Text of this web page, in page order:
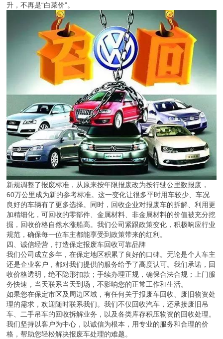
升，不再是“白菜价”。
新规调整了报废标准，从原来按年限报废改为按行驶公里数报废，
60万公里成为新的参考标准。这一变化让很多平时用车较少、车况
良好的车辆有了更多选择。同时，回收企业对报废车的拆解、利用更
加精细化，可回收的零部件、金属材料、非金属材料的价值被充分挖
掘，回收价格自然水涨船高。我们公司紧跟政策变化，积极响应行业
规范，确保每一位车主都能享受到政策带来的红利。
四、诚信经营，打造保定报废车回收可靠品牌
我们公司成立多年，在保定地区积累了良好的口碑。无论是个人车主
还是企业客户，都对我们提供的服务给予了高度认可。我们承诺，回
收价格透明，绝不隐形扣款；手续办理正规，确保合法合规；上门服
务快速，当天联系当天到场，不影响您的正常工作和生活。
如果您在保定市区及周边区域，有任何关于报废车回收、废旧物资处
理的需求，欢迎随时联系我们。我们不仅回收汽车，还承接废旧吊
车、二手吊车的回收拆解业务，以及各类库存积压物资的回收处理。
我们坚持以客户为中心，以诚信为根本，用专业的服务和合理的价
格，帮助您轻松解决报废车处理的难题。